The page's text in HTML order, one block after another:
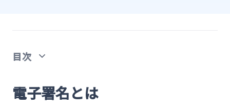
目次
電子署名とは
電子署名とは